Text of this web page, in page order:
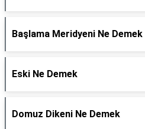
Başlama Meridyeni Ne Demek
Eski Ne Demek
Domuz Dikeni Ne Demek